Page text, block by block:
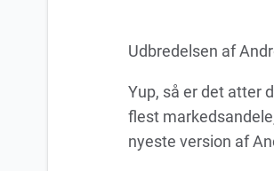
Udbredelsen af
Yup, så er det atter
flest
nyeste version af